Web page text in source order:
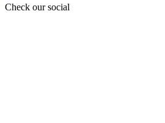
Check our social